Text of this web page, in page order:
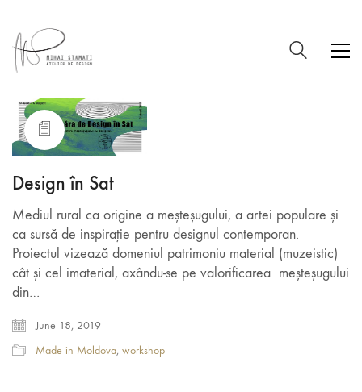
Design în Sat
Mediul rural ca origine a meșteșugului, a artei populare și
ca sursă de inspirație pentru designul contemporan.
Proiectul vizează domeniul patrimoniu material (muzeistic)
cât și cel imaterial, axându-se pe valorificarea meșteșugului
din…
June 18, 2019
Made in Moldova, workshop